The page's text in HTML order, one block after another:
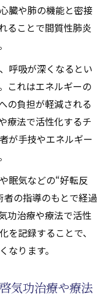
臓や肺の機能と密接
ることで間質性肺炎
呼吸が深くなるとい
これはエネルギーの
の負担が軽減される
療法で活性化するチ
が手技やエネルギー
眠気などの“好転反
の指導のもとで経過
功治療や療法で活性
を記録することで、
なります。
気功治療や療法